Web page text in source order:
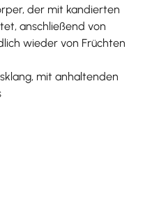
der mit kandierten
anschließend von
wieder von Früchten
mit anhaltenden